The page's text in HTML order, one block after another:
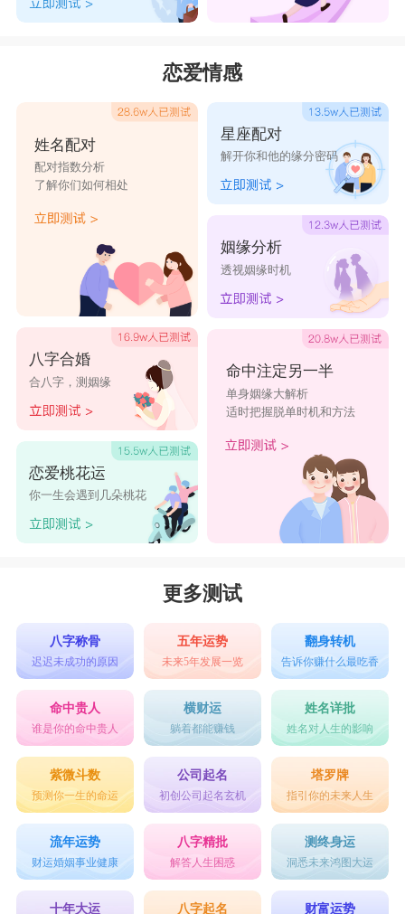
剔的神经病”的处女座在一起时，问题将会多多。
首先处女座男生不会喜欢白羊座女生生活圈子过份
活跃，他们也接受不来她们那种方便面式的爱情态
度。而白羊座女生最初可能会是因为处女们表现出
来的种种细心，被他们所吸引，但是相处久之后，
她们便会渐渐忍受不了，处女们那种原地漫步缓跑
式的爱情方式。并且对于处女们的斤斤计较，她们
也会感到无比厌烦。两个人若是决定要在一起，不
是没长期发展的可能，但是需要付出比别人更多的
爱。
星座乐原创文章，转载需注明出处
恋爱情感
姓名配对
配对指数分析
了解你们如何相处
八字合婚
合八字，测姻缘
恋爱桃花运
你一生会遇到几朵桃花
星座配对
解开你和他的缘分密码
姻缘分析
透视姻缘时机
命中注定另一半
单身姻缘大解析
适时把握脱单时机和方法
更多测试
八字称骨
迟迟未成功的原因
五年运势
未来5年发展一览
翻身转机
告诉你赚什么最吃香
命中贵人
谁是你的命中贵人
横财运
躺着都能赚钱
姓名详批
姓名对人生的影响
紫微斗数
预测你一生的命运
公司起名
初创公司起名玄机
塔罗牌
指引你的未来人生
流年运势
财运婚姻事业健康
八字精批
解答人生困惑
测终身运
洞悉未来鸿图大运
十年大运 八字起名 财富运势